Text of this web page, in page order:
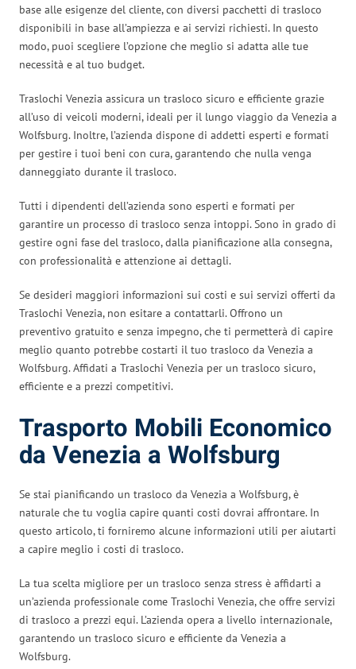
base alle esigenze del cliente, con diversi pacchetti di trasloco
disponibili in base all’ampiezza e ai servizi richiesti. In questo
modo, puoi scegliere l’opzione che meglio si adatta alle tue
necessità e al tuo budget.
Traslochi Venezia assicura un trasloco sicuro e efficiente grazie
all’uso di veicoli moderni, ideali per il lungo viaggio da Venezia a
Wolfsburg. Inoltre, l’azienda dispone di addetti esperti e formati
per gestire i tuoi beni con cura, garantendo che nulla venga
danneggiato durante il trasloco.
Tutti i dipendenti dell’azienda sono esperti e formati per
garantire un processo di trasloco senza intoppi. Sono in grado di
gestire ogni fase del trasloco, dalla pianificazione alla consegna,
con professionalità e attenzione ai dettagli.
Se desideri maggiori informazioni sui costi e sui servizi offerti da
Traslochi Venezia, non esitare a contattarli. Offrono un
preventivo gratuito e senza impegno, che ti permetterà di capire
meglio quanto potrebbe costarti il tuo trasloco da Venezia a
Wolfsburg. Affidati a Traslochi Venezia per un trasloco sicuro,
efficiente e a prezzi competitivi.
Trasporto Mobili Economico
da Venezia a Wolfsburg
Se stai pianificando un trasloco da Venezia a Wolfsburg, è
naturale che tu voglia capire quanti costi dovrai affrontare. In
questo articolo, ti forniremo alcune informazioni utili per aiutarti
a capire meglio i costi di trasloco.
La tua scelta migliore per un trasloco senza stress è affidarti a
un’azienda professionale come Traslochi Venezia, che offre servizi
di trasloco a prezzi equi. L’azienda opera a livello internazionale,
garantendo un trasloco sicuro e efficiente da Venezia a
Wolfsburg.